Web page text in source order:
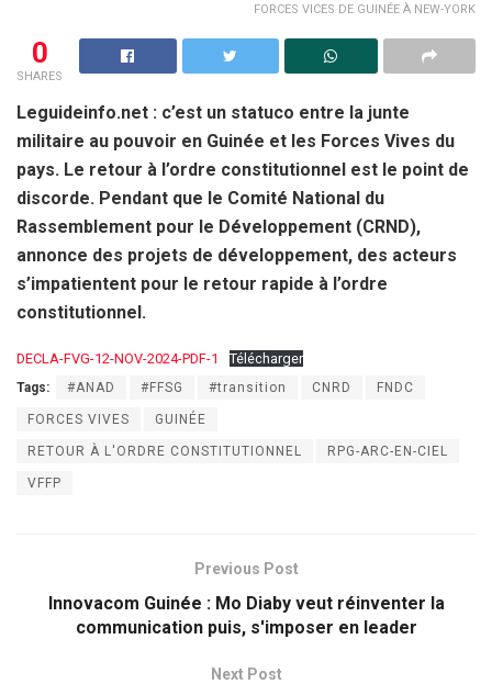
FORCES VICES DE GUINÉE À NEW-YORK
0
SHARES
Leguideinfo.net : c’est un statuco entre la junte
militaire au pouvoir en Guinée et les Forces Vives du
pays. Le retour à l’ordre constitutionnel est le point de
discorde. Pendant que le Comité National du
Rassemblement pour le Développement (CRND),
annonce des projets de développement, des acteurs
s’impatientent pour le retour rapide à l’ordre
constitutionnel.
DECLA-FVG-12-NOV-2024-PDF-1 Télécharger
Tags: #ANAD #FFSG #transition CNRD FNDC
FORCES VIVES GUINÉE
RETOUR À L'ORDRE CONSTITUTIONNEL RPG-ARC-EN-CIEL
VFFP
Previous Post
Innovacom Guinée : Mo Diaby veut réinventer la
communication puis, s'imposer en leader
Next Post